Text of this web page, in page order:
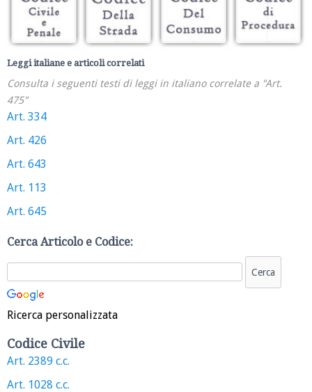
Leggi italiane e articoli correlati
Consulta i seguenti testi di leggi in italiano correlate a "Art.
475"
Art. 334
Art. 426
Art. 643
Art. 113
Art. 645
Cerca Articolo e Codice:
Ricerca personalizzata
Codice Civile
Art. 2389 c.c.
Art. 1028 c.c.